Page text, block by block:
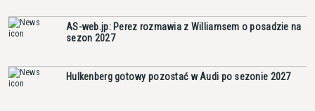
AS-web.jp: Perez rozmawia z Williamsem o posadzie na
sezon 2027
Hulkenberg gotowy pozostać w Audi po sezonie 2027